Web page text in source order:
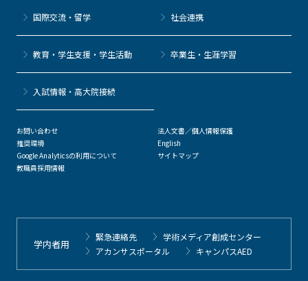
国際交流・留学 社会連携
教育・学生支援・学生活動 卒業生・生涯学習
⼊試情報・高大院接続
お問い合わせ
推奨環境
Google Analyticsの利用について
教職員採用情報
法人文書／個人情報保護
English
サイトマップ
学内者用
緊急連絡先
学術メディア創成センター
アカンサスポータル
キャンパスAED